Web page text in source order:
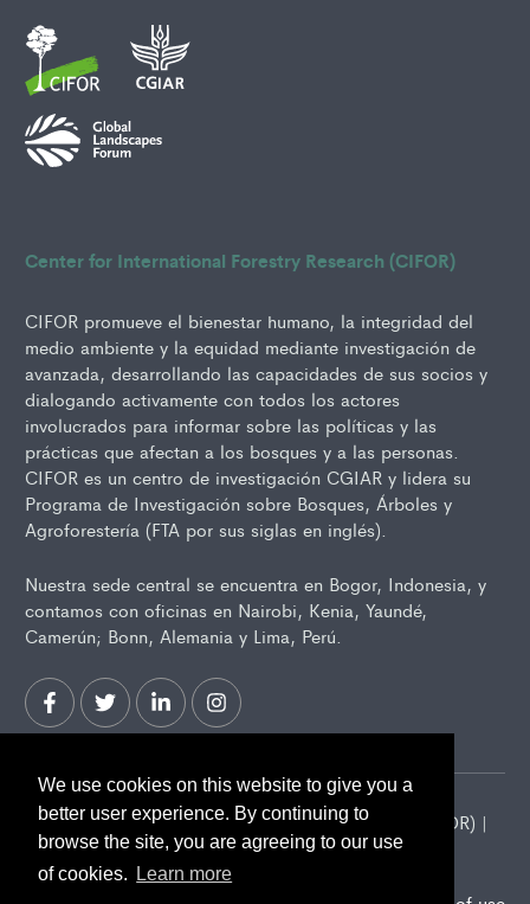
We use cookies on this website to give you a
better user experience. By continuing to
browse the site, you are agreeing to our use
of cookies.
Learn more
Center for International Forestry Research (CIFOR)
CIFOR promueve el bienestar humano, la integridad del
medio ambiente y la equidad mediante investigación de
avanzada, desarrollando las capacidades de sus socios y
dialogando activamente con todos los actores
involucrados para informar sobre las políticas y las
prácticas que afectan a los bosques y a las personas.
CIFOR es un centro de investigación CGIAR y lidera su
Programa de Investigación sobre Bosques, Árboles y
Agroforestería (FTA por sus siglas en inglés).
Nuestra sede central se encuentra en Bogor, Indonesia, y
contamos con oficinas en Nairobi, Kenia, Yaundé,
Camerún; Bonn, Alemania y Lima, Perú.
2026 Center for International Forestry Research (CIFOR) |
CIFOR is a CGIAR Research Center